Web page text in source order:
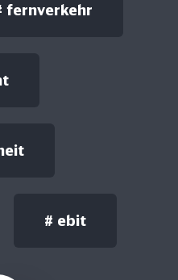
fernverkehr
# ebit